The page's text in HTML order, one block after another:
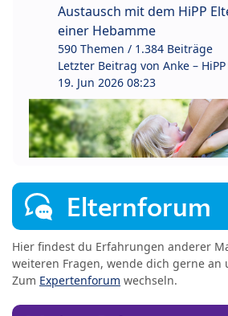
Austausch mit dem HiPP
einer Hebamme
590 Themen / 1.384 Beiträge
Letzter Beitrag von Anke –
19. Jun 2026 08:23
Elternforum
Hier findest du Erfahrungen anderer
weiteren Fragen, wende dich gerne an
Zum Expertenforum wechseln.